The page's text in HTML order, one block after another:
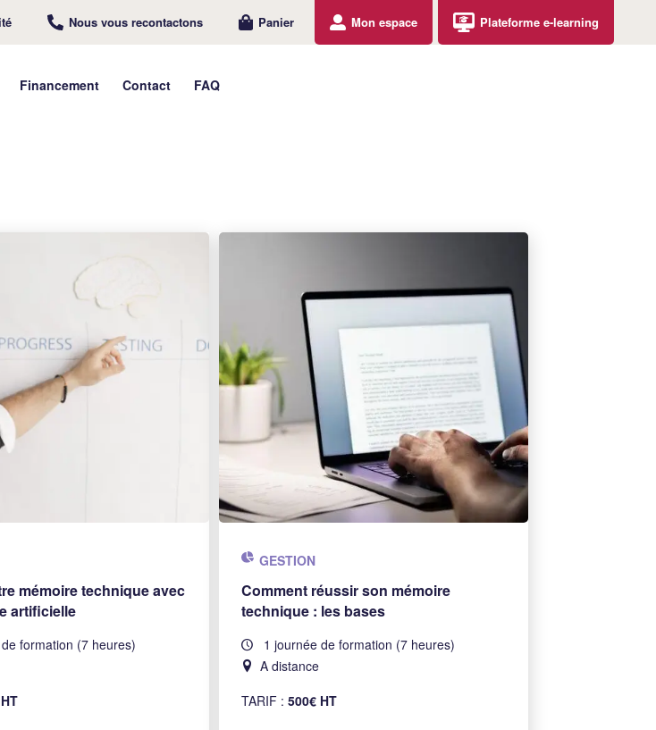
Nous vous recontactons Panier Mon espace Plateforme e-learning
Financement Contact FAQ
mémoire technique avec
artificielle
formation (7 heures)
GESTION
Comment réussir son mémoire
technique : les bases
1 journée de formation (7 heures)
A distance
TARIF : 500€ HT